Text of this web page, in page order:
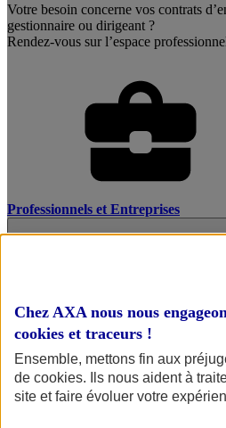
Votre besoin concerne vos contrats
gestionnaire ou dirigeant ?
Rendez-vous sur l’espace
Professionnels et Entreprises
Chez AXA nous nous
cookies et traceurs !
Ensemble, mettons fin aux
de cookies. Ils nous aident à
site et faire évoluer votre